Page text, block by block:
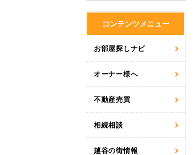
コンテンツメニュー
お部屋探しナビ
オーナー様へ
不動産売買
相続相談
越谷の街情報